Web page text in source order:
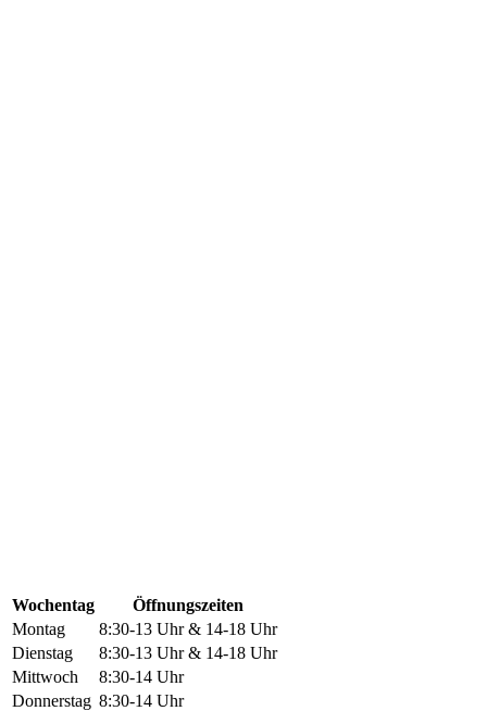
Wochentag
Öffnungszeiten
Montag
8:30-13 Uhr & 14-18 Uhr
Dienstag
8:30-13 Uhr & 14-18 Uhr
Mittwoch
8:30-14 Uhr
Donnerstag 8:30-14 Uhr